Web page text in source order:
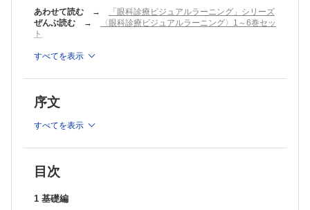
水晶体
毛様体とZinn小帯
瞳孔径
視力検査と屈折検査
屈折検査の測定原理
視力の尺度と検査
屈折度の検出と矯正
高機能眼内レンズのための視機能評価法 （常吉由佳里，根岸一乃）
水晶体の白濁と偏位
視力矯正のための装具と手術
眼鏡
コンタクトレンズ
あわせて読む →
「眼科診療ビジュアルラーニング」シリーズ
ぜんぶ読む →
〈眼科診療ビジュアルラーニング〉1～6巻セッ
ト
※本製品はPCでの閲覧も可能です。
境で閲覧可能なPDF版をご覧いただけます。詳細はこちらでご確
推奨ブラウザ： Firefox 最新版 / Google Chrome 最新版 / Safari
最新版
すべてを表示
序文
すべてを表示
目次
1 基礎編